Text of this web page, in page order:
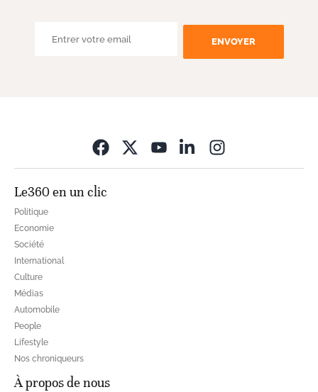
ENVOYER
Le360 en un clic
Politique
Economie
Société
International
Culture
Médias
Automobile
People
Lifestyle
Nos chroniqueurs
À propos de nous